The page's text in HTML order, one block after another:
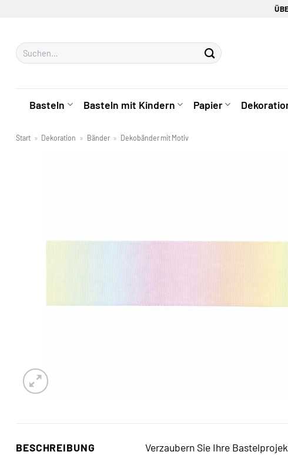
springen
Suchen
nach:
Basteln Basteln mit Kindern Papier
Start » Dekoration » Bänder » Dekobänder mit Motiv
BESCHREIBUNG Verzaubern Sie Ihre